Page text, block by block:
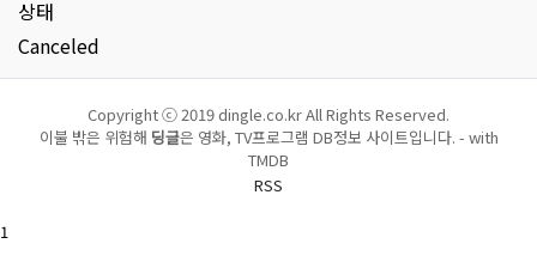
상태
Canceled
Copyright ⓒ 2019 dingle.co.kr All Rights Reserved.
이불 밖은 위험해 딩글은 영화, TV프로그램 DB정보 사이트입니다. - with
TMDB
RSS
1